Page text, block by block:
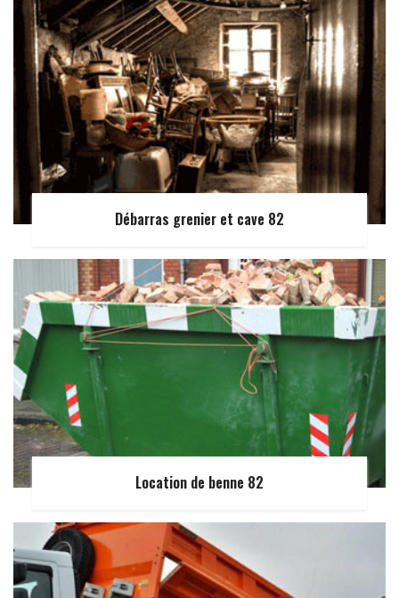
Débarras grenier et cave 82
Location de benne 82